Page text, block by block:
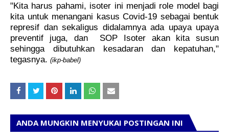
"Kita harus pahami, isoter ini menjadi role model bagi
kita untuk menangani kasus Covid-19 sebagai bentuk
represif dan sekaligus didalamnya ada upaya upaya
preventif juga, dan
SOP Isoter akan kita susun
sehingga dibutuhkan kesadaran dan kepatuhan,"
tegasnya. (ikp-babel)
ANDA MUNGKIN MENYUKAI POSTINGAN INI